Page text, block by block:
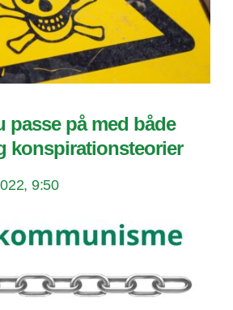
passe på med både
konspirationsteorier
9:50